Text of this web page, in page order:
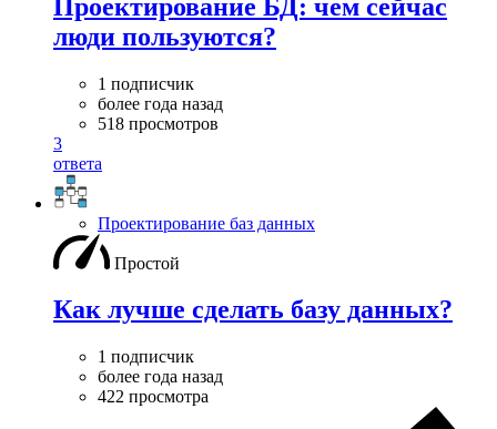
Проектирование БД: чем сейчас
люди пользуются?
1 подписчик
более года назад
518 просмотров
3
ответа
Проектирование баз данных
Простой
Как лучше сделать базу данных?
1 подписчик
более года назад
422 просмотра